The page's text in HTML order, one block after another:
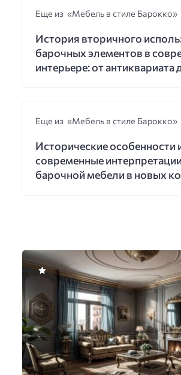
Еще из «Мебель в стиле Барокко»
История вторичного
барочных элементов в
интерьере: от антиквариата
Еще из «Мебель в стиле Барокко»
Исторические особенности
современные интерпретации
барочной мебели в новых